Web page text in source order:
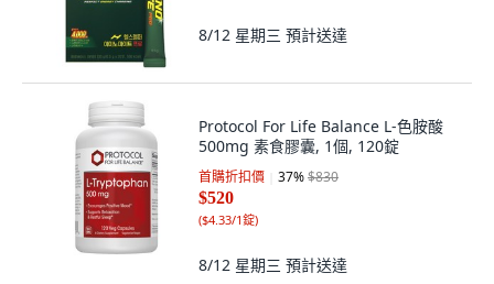
8/12 星期三 預計送達
Protocol For Life Balance L-色胺酸
500mg 素食膠囊, 1個, 120錠
首購折扣價 37%$830
$520
($4.33/1錠)
8/12 星期三 預計送達